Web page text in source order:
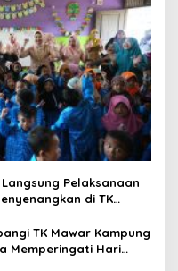
Pelaksanaan
di TK
TK Mawar Kampung
Memperingati Hari